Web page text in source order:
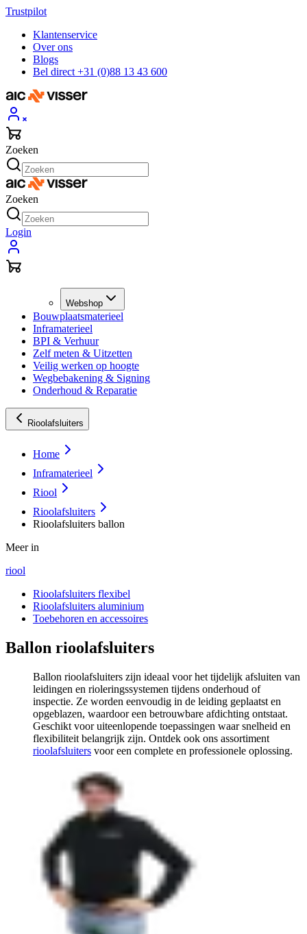
Trustpilot
Klantenservice
Over ons
Blogs
Bel direct +31 (0)88 13 43 600
Zoeken
Zoeken
Login
Webshop
Bouwplaatsmaterieel
Inframaterieel
BPI & Verhuur
Zelf meten & Uitzetten
Veilig werken op hoogte
Wegbebakening & Signing
Onderhoud & Reparatie
Rioolafsluiters
Home
Inframaterieel
Riool
Rioolafsluiters
Rioolafsluiters ballon
Meer in
riool
Rioolafsluiters flexibel
Rioolafsluiters aluminium
Toebehoren en accessoires
Ballon rioolafsluiters
Ballon rioolafsluiters zijn ideaal voor het tijdelijk afsluiten van
leidingen en rioleringssystemen tijdens onderhoud of
inspectie. Ze worden eenvoudig in de leiding geplaatst en
opgeblazen, waardoor een betrouwbare afdichting ontstaat.
Geschikt voor uiteenlopende toepassingen waar snelheid en
flexibiliteit belangrijk zijn. Ontdek ook ons assortiment
rioolafsluiters voor een complete en professionele oplossing.